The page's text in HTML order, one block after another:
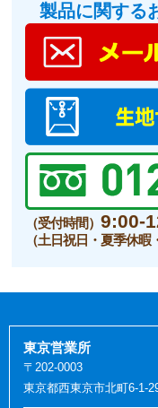
製品に関する
（受付時間）9:00-
（土日祝日・夏季休暇
東京営業所
〒202-0003
東京都西東京市北町6-1-